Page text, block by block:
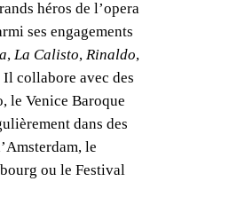
héros de l’opera
ses engagements
, La Calisto, Rinaldo,
Il collabore avec des
le Venice Baroque
dans des
le
ou le Festival